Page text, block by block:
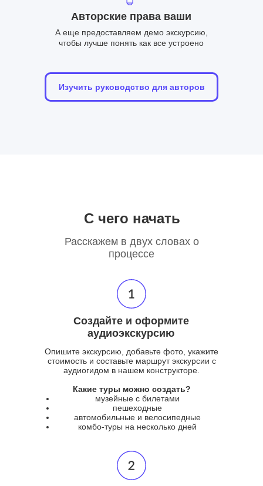
А еще предоставляем демо экскурсию,
чтобы лучше понять как все устроено
Авторские права ваши
Изучить руководство для авторов
С чего начать
Расскажем в двух словах о
процессе
Создайте и оформите
аудиоэкскурсию
Опишите экскурсию, добавьте фото, укажите
стоимость и составьте маршрут экскурсии с
аудиогидом в нашем конструкторе.
Какие туры можно создать?
музейные с билетами
пешеходные
автомобильные и велосипедные
комбо-туры на несколько дней